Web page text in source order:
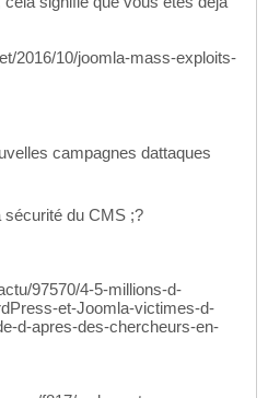
2016/10/joomla-mass-exploits-
campagnes dattaques
sécurité du CMS ;?
97570/4-5-millions-d-
et-Joomla-victimes-d-
d-apres-des-chercheurs-en-